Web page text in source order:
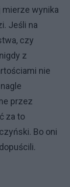
mierze wynika
Jeśli na
czy
z
nie
przez
za to
Bo oni